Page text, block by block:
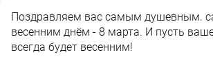
Поздравляем вас самым душевным.
весенним днём - 8 марта. И пусть
всегда будет весенним!